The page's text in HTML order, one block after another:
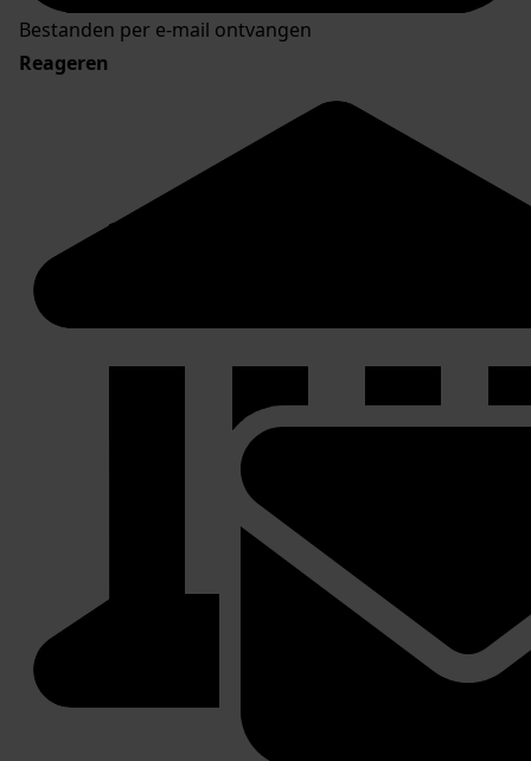
Bestanden per e-mail ontvangen
Reageren